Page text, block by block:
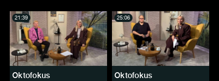
Oktofokus
21:39
Oktofokus
25:06